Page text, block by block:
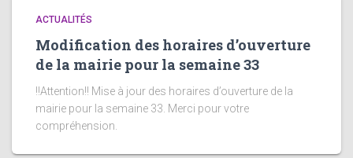
ACTUALITÉS
Modification des horaires d’ouverture
de la mairie pour la semaine 33
!!Attention!! Mise à jour des horaires d’ouverture de la
mairie pour la semaine 33. Merci pour votre
compréhension.